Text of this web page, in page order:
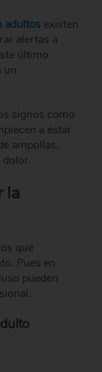
adultosexisten
alertas a
último
un
signos como
a estar
ampollas,
la
que
Pues en
pueden